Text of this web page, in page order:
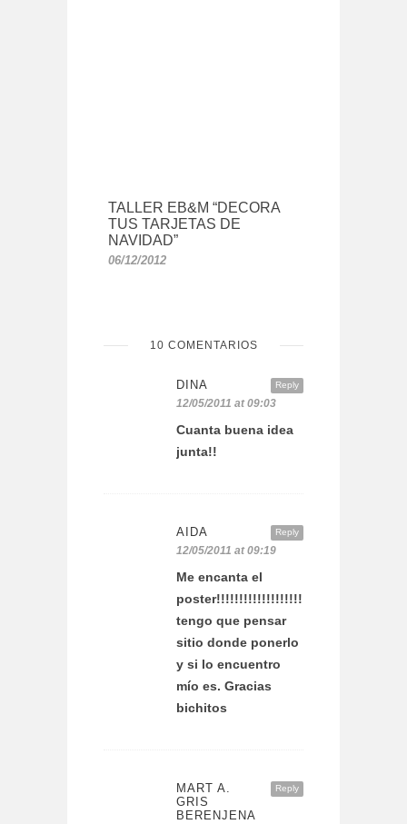
TALLER EB&M “DECORA
TUS TARJETAS DE
NAVIDAD”
06/12/2012
10 COMENTARIOS
Reply
DINA
12/05/2011 at 09:03
Cuanta buena idea
junta!!
Reply
AIDA
12/05/2011 at 09:19
Me encanta el
poster!!!!!!!!!!!!!!!!!!!
tengo que pensar
sitio donde ponerlo
y si lo encuentro
mío es. Gracias
bichitos
Reply
MART A.
GRIS
BERENJENA